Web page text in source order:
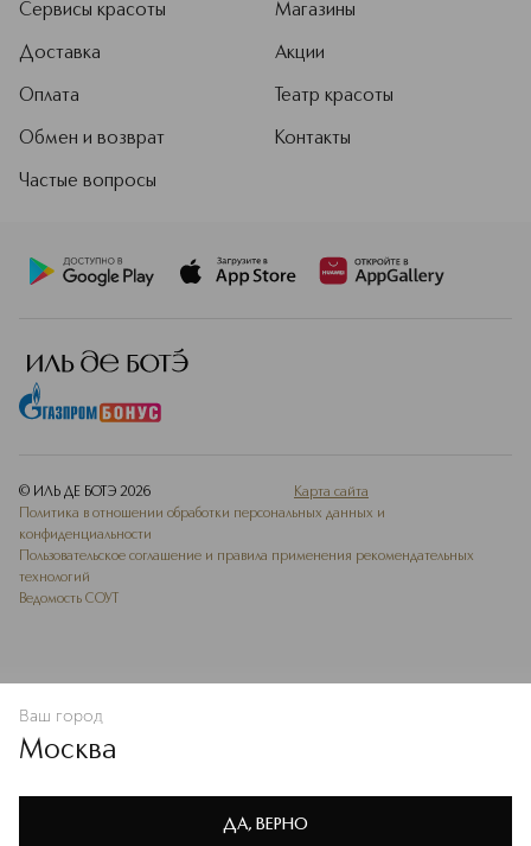
Политике конфиденциальности
В КОРЗИНУ
Сервисы красоты
Доставка
Оплата
Обмен и возврат
Частые вопросы
Магазины
Акции
Театр красоты
Контакты
© ИЛЬ ДЕ БОТЭ 2026
Карта сайта
Политика в отношении обработки персональных данных и
конфиденциальности
Пользовательское соглашение и правила применения рекомендательных
технологий
Ведомость СОУТ
Ваш город
Москва
ДА, ВЕРНО